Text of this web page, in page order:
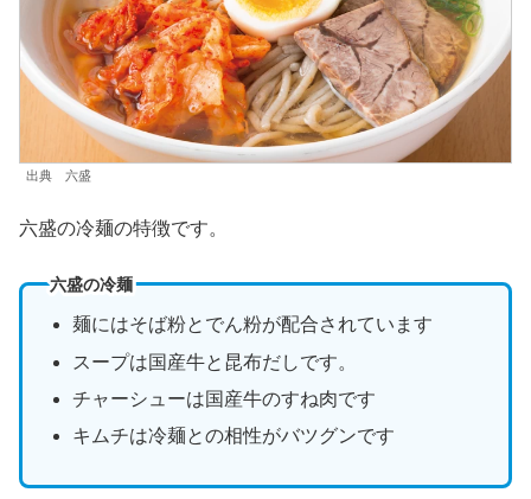
出典 六盛
六盛の冷麺の特徴です。
六盛の冷麺
麺にはそば粉とでん粉が配合されています
スープは国産牛と昆布だしです。
チャーシューは国産牛のすね肉です
キムチは冷麺との相性がバツグンです